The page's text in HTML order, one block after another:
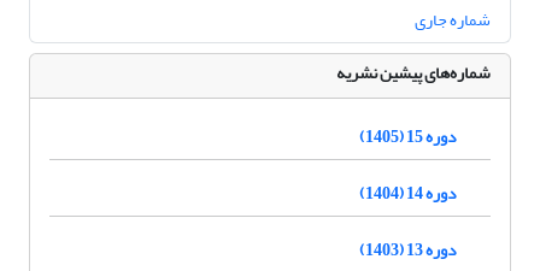
شماره جاری
شماره‌های پیشین نشریه
دوره 15 (1405)
دوره 14 (1404)
دوره 13 (1403)